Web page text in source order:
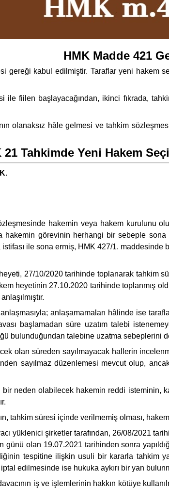
HMK Madde 421
gereği kabul edilmiştir. Taraflar yeni
ile fiilen başlayacağından, ikinci fıkrada,
olanaksız hâle gelmesi ve tahkim
21 Tahkimde Yeni Hakem
hakemin veya hakem kurulunu
hakemin görevinin herhangi bir sebeple
ile sona ermiş, HMK 427/1.
27/10/2020 tarihinde toplanarak tahkim
heyetinin 27.10.2020 tarihinde toplanmış
anlaşamamaları hâlinde ise
başlamadan süre uzatım talebi
bulunduğundan talebine uzatma sebeplerini
olan süreden sayılmayacak hallerin
sayılmaz düzenlemesi mevcut olup,
neden olabilecek hakemin reddi isteminin,
tahkim süresi içinde verilmemiş olması,
yüklenici şirketler tarafından, 26/08/2021
günü olan 19.07.2021 tarihinden sonra
tespitine ilişkin usuli bir kararla tahkim
edilmesinde ise hukuka aykırı bir yan
iş ve işlemlerinin hakkın kötüye